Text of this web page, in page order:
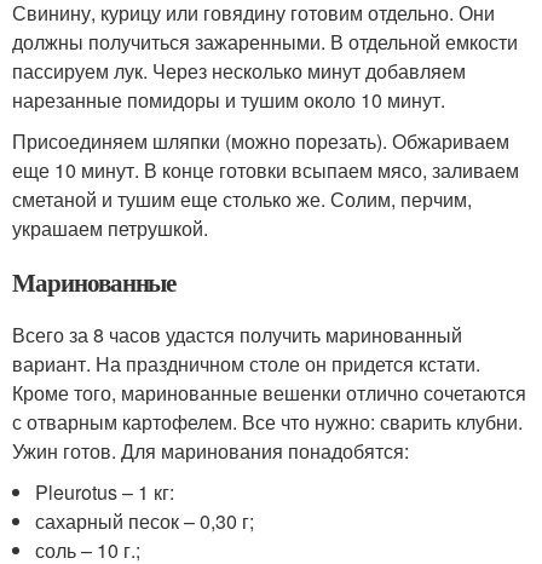
Свинину, курицу или говядину готовим отдельно. Они
должны получиться зажаренными. В отдельной емкости
пассируем лук. Через несколько минут добавляем
нарезанные помидоры и тушим около 10 минут.
Присоединяем шляпки (можно порезать). Обжариваем
еще 10 минут. В конце готовки всыпаем мясо, заливаем
сметаной и тушим еще столько же. Солим, перчим,
украшаем петрушкой.
Маринованные
Всего за 8 часов удастся получить маринованный
вариант. На праздничном столе он придется кстати.
Кроме того, маринованные вешенки отлично сочетаются
с отварным картофелем. Все что нужно: сварить клубни.
Ужин готов. Для маринования понадобятся:
Pleurotus – 1 кг:
сахарный песок – 0,30 г;
соль – 10 г.;